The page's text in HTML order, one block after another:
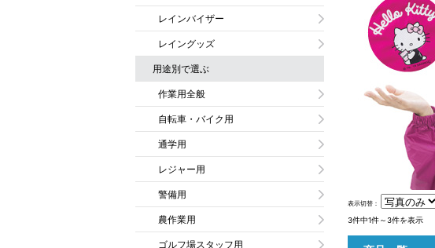
表示切替：
3件中1件～3件を表示
レインバイザー
レイングッズ
用途別で選ぶ
作業用全般
自転車・バイク用
通学用
レジャー用
警備用
農作業用
ゴルフ場スタッフ用